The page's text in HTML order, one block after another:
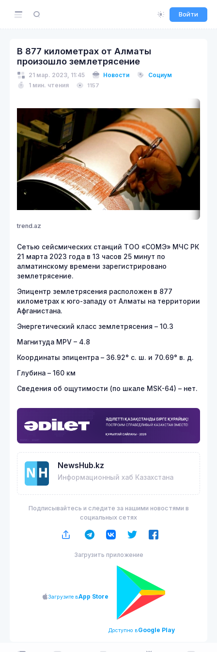
Войти
В 877 километрах от Алматы
произошло землетрясение
21 мар. 2023, 11:45 Новости
Социум
1 мин. чтения
1157
trend.az
Сетью сейсмических станций ТОО «СОМЭ» МЧС РК
21 марта 2023 года в 13 часов 25 минут по
алматинскому времени зарегистрировано
землетрясение.
Эпицентр землетрясения расположен в 877
километрах к юго-западу от Алматы на территории
Афганистана.
Энергетический класс землетрясения – 10.3
Магнитуда MPV – 4.8
Координаты эпицентра – 36.92° с. ш. и 70.69° в. д.
Глубина – 160 км
Сведения об ощутимости (по шкале МSК-64) – нет.
NewsHub.kz
Информационный хаб Казахстана
Подписывайтесь и следите за нашими новостями в
социальных сетях
Загрузить приложение
Загрузите вApp Store
Доступно вGoogle Play